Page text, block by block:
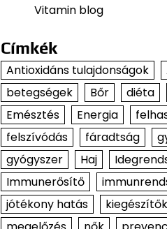
Vitamin blog
Címkék
Antioxidáns tulajdonságok
betegségek
Bőr diéta
Emésztés
Energia
felszívódás
fáradtság
gyógyszer
Haj
Immunerősítő
jótékony hatás
kiegészítők